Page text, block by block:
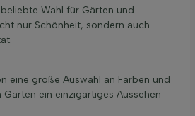
Wahl für Gärten und
nur Schönheit, sondern auch
eine große Auswahl an Farben und
ein einzigartiges Aussehen